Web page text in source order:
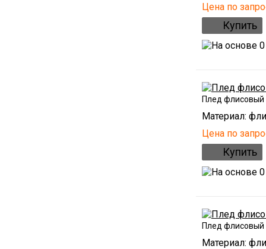
Цена по
Плед
Материал:
Цена по
Плед
Материал: